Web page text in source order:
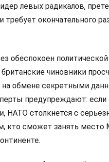
левых радикалов,
требует окончательного
обеспокоен
британские чиновники
на обмене секретными
предупреждают:
НАТО столкнется с
кто сможет занять